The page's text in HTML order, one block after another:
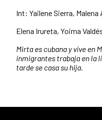
Int: Yailene Sierra,
Elena Irureta, Yoima
Mirta es cubana y vive en
inmigrantes trabaja en la
tarde se casa su hija.